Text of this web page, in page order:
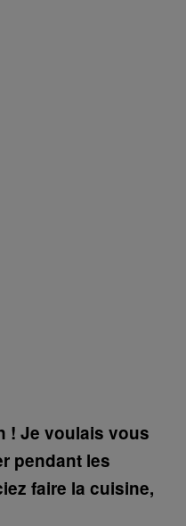
! Je voulais vous
pendant les
faire la cuisine,